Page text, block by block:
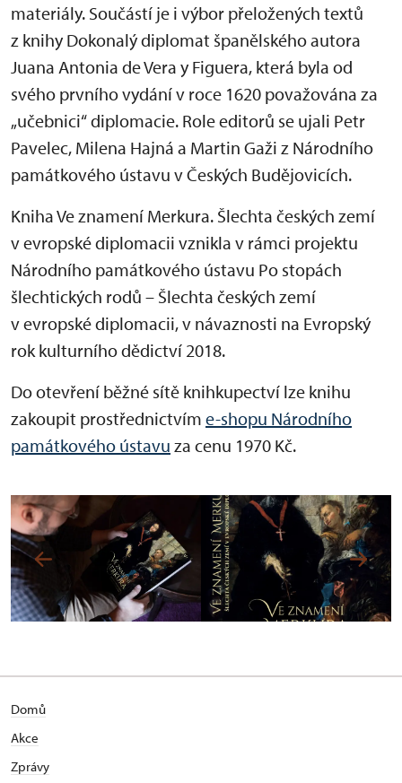
materiály. Součástí je i výbor přeložených textů
z knihy Dokonalý diplomat španělského autora
Juana Antonia de Vera y Figuera, která byla od
svého prvního vydání v roce 1620 považována za
„učebnici“ diplomacie. Role editorů se ujali Petr
Pavelec, Milena Hajná a Martin Gaži z Národního
památkového ústavu v Českých Budějovicích.
Kniha Ve znamení Merkura. Šlechta českých zemí
v evropské diplomacii vznikla v rámci projektu
Národního památkového ústavu Po stopách
šlechtických rodů – Šlechta českých zemí
v evropské diplomacii, v návaznosti na Evropský
rok kulturního dědictví 2018.
Do otevření běžné sítě knihkupectví lze knihu
zakoupit prostřednictvím e-shopu Národního
památkového ústavu za cenu 1970 Kč.
Domů
Akce
Zprávy